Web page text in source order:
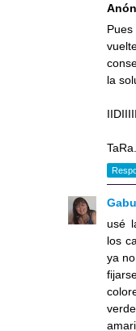
la
TaRa.
usé
los
ya